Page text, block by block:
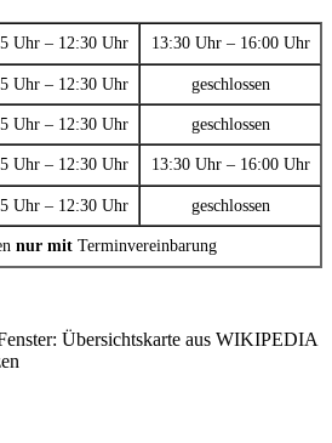
Uhr – 12:30 Uhr 13:30 Uhr – 16:00 Uhr
Uhr – 12:30 Uhr geschlossen
Uhr – 12:30 Uhr geschlossen
Uhr – 12:30 Uhr 13:30 Uhr – 16:00 Uhr
Uhr – 12:30 Uhr geschlossen
nur mit Terminvereinbarung